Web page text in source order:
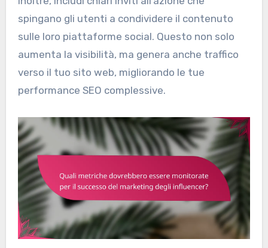
spingano gli utenti a condividere il contenuto
sulle loro piattaforme social. Questo non solo
aumenta la visibilità, ma genera anche traffico
verso il tuo sito web, migliorando le tue
performance SEO complessive.